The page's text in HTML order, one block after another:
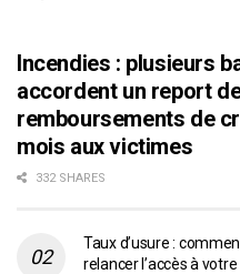
Incendies : plusieurs
accordent un report
remboursements de
mois aux victimes
332 SHARES
Taux d’usure :
relancer l’accès à